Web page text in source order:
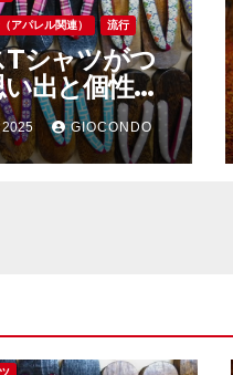
アパレル関連） 流行
シャツがつ
出と個性学
彩りを添え
物語
2025 GIOCONDO